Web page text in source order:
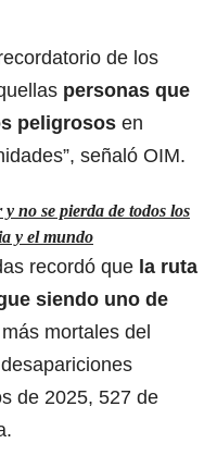
de los
personas que
peligrosos en
señaló OIM.
no se pierda de todos los
y el mundo
recordó que la ruta
siendo uno de
más mortales del
de 2025, 527 de